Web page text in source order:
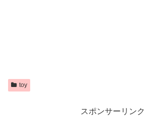
toy
スポンサーリンク